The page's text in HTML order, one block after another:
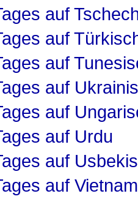
auf
auf
auf
auf
auf
auf Urdu
auf
auf